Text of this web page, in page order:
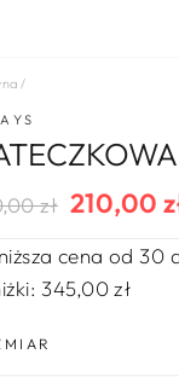
/
zł 210,00
cena od 30
345,00 zł